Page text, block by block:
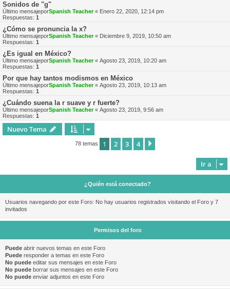
Sonidos de "g"
Último mensajeporSpanish Teacher« Enero 22, 2020, 12:14 pm
Respuestas: 1
¿Cómo se pronuncia la x?
Último mensajeporSpanish Teacher« Diciembre 9, 2019, 10:50 am
Respuestas: 1
¿Es igual en México?
Último mensajeporSpanish Teacher« Agosto 23, 2019, 10:20 am
Respuestas: 1
Por que hay tantos modismos en México
Último mensajeporSpanish Teacher« Agosto 23, 2019, 10:13 am
Respuestas: 1
¿Cuándo suena la r suave y r fuerte?
Último mensajeporSpanish Teacher« Agosto 23, 2019, 9:56 am
Respuestas: 1
Nuevo Tema
78 temas 1 2 3 4
Ir a
¿Quién está conectado?
Usuarios navegando por este Foro: No hay usuarios registrados visitando el Foro y 7
invitados
Permisos del foro
Puede abrir nuevos temas en este Foro
Puede responder a temas en este Foro
No puede editar sus mensajes en este Foro
No puede borrar sus mensajes en este Foro
No puede enviar adjuntos en este Foro